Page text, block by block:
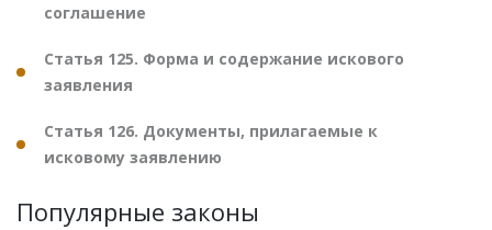
соглашение
Статья 125. Форма и содержание искового
заявления
Статья 126. Документы, прилагаемые к
исковому заявлению
Популярные законы